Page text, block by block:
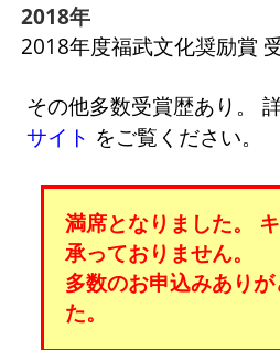
2018年
2018年度福武文化奨励賞
その他多数受賞歴あり。
サイト をご覧ください。
満席となりました。
承っておりません。
多数のお申込みあり
た。